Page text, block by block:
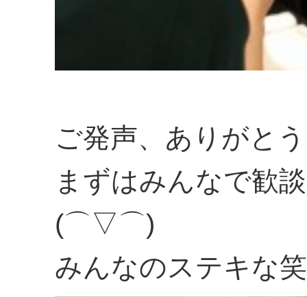
ご発声、ありがと
まずはみんなで歓
(⌒▽⌒)
みんなのステキな